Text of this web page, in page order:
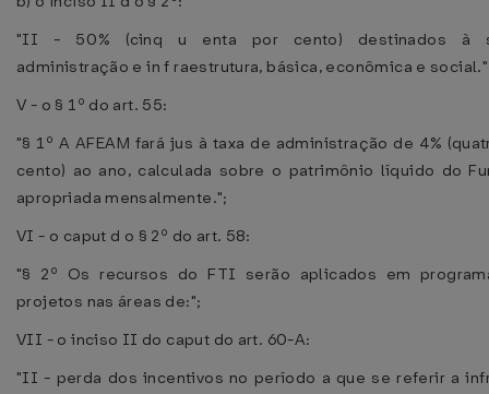
"II - 50% (cinq u enta por cento) destinados à
administração e in f raestrutura, básica, econômica e
V - o § 1º do art. 55:
"§ 1º A AFEAM fará jus à taxa de administração de 4%
cento) ao ano, calculada sobre o patrimônio líquido do
apropriada mensalmente.";
VI - o caput d o § 2º do art. 58:
"§ 2º Os recursos do FTI serão aplicados em
projetos nas áreas de:";
VII - o inciso II do caput do art. 60-A:
"II - perda dos incentivos no período a que se referir a